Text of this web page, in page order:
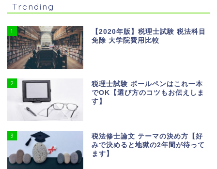
Trending
1
【2020年版】税理士試験 税法科目
免除 大学院費用比較
2
税理士試験 ボールペンはこれ一本
でOK【選び方のコツもお伝えしま
す】
3
税法修士論文 テーマの決め方【好
みで決めると地獄の2年間が待って
ます】